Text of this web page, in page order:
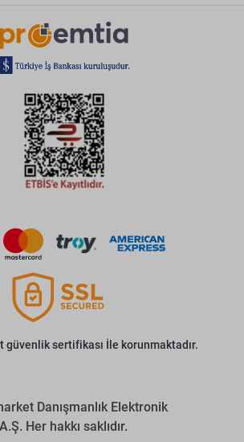
güvenlik sertifikası İle korunmaktadır.
Danışmanlık Elektronik
Her hakkı saklıdır.